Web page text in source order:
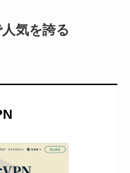
気を誇る